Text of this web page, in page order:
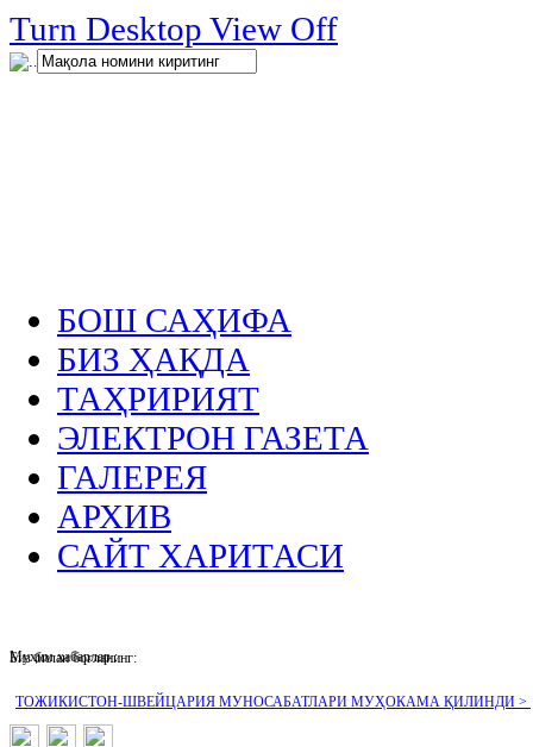
Turn Desktop View Off
.
БОШ САҲИФА
БИЗ ҲАҚДА
ТАҲРИРИЯТ
ЭЛЕКТРОН ГАЗЕТА
ГАЛЕРЕЯ
АРХИВ
САЙТ ХАРИТАСИ
Муҳим хабарлар :
ТОЖИКИСТОН-ШВЕЙЦАРИЯ МУНОСАБАТЛАРИ МУҲОКАМА ҚИЛИНДИ >
Биз билан боғланинг: